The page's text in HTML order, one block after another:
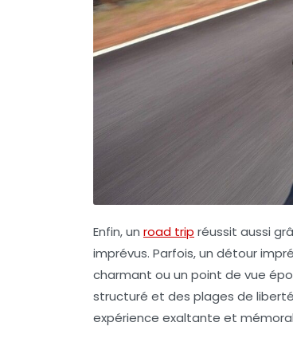
Enfin, un road trip réussit aussi
imprévus. Parfois, un détour
charmant ou un point de vue
structuré et des plages de
expérience exaltante et